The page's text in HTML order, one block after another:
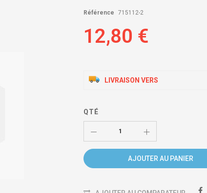
Référence 715112-2
12,80 €
LIVRAISON VERS
QTÉ
AJOUTER AU PANIER